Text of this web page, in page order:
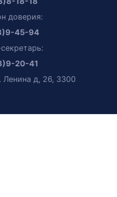
доверия:
45-94
20-41
Ленина д, 26, 3300